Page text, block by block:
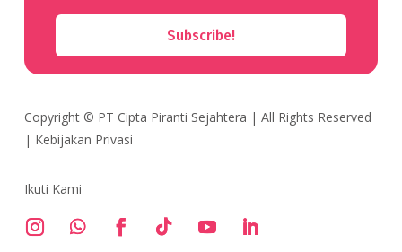
Subscribe!
Copyright © PT Cipta Piranti Sejahtera | All Rights Reserved
| Kebijakan Privasi
Ikuti Kami